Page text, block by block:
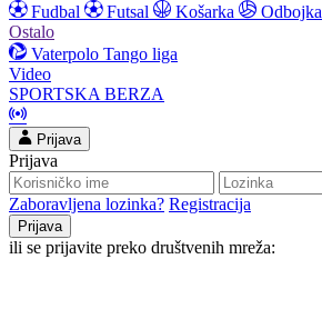
Fudbal
Futsal Košarka Odbojka
Ostalo
Vaterpolo Tango liga
Video
SPORTSKA BERZA
Prijava
Prijava
Zaboravljena lozinka? Registracija
ili se prijavite preko društvenih mreža: